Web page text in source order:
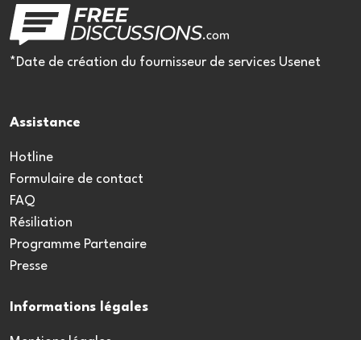
*Date de création du fournisseur de services Usenet
Assistance
Hotline
Formulaire de contact
FAQ
Résiliation
Programme Partenaire
Presse
Informations légales